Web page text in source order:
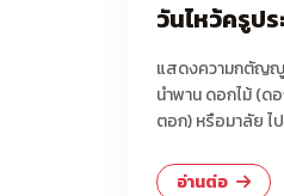
วันไหว้ครูป
แสดงความกตัญญู
นำพาน ดอกไม้ (ด
ตอก) หรือมาลัย ไ
อ่านต่อ